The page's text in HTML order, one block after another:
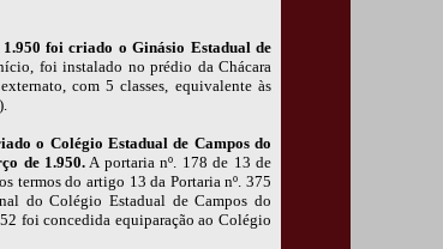
foi criado o Ginásio Estadual de
foi instalado no prédio da Chácara
com 5 classes, equivalente às
o Colégio Estadual de Campos do
de 1.950.A portaria nº. 178 de 13 de
termos do artigo 13 da Portaria nº. 375
do Colégio Estadual de Campos do
foi concedida equiparação ao Colégio